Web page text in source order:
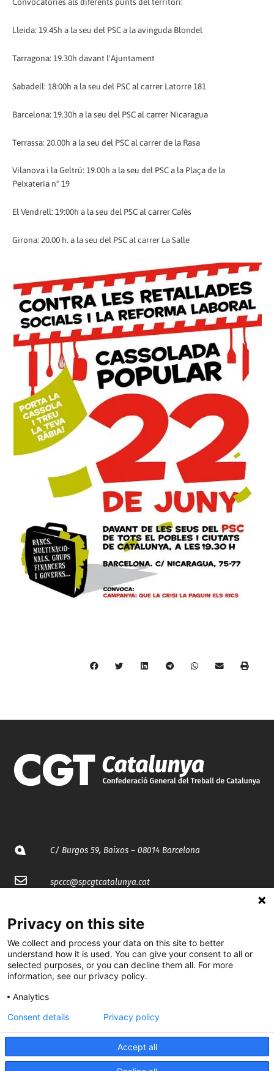
Lleida: 19.45h a la seu del PSC a la avinguda Blondel
Tarragona: 19.30h davant l'Ajuntament
Sabadell: 18:00h a la seu del PSC al carrer Latorre 181
Barcelona: 19.30h a la seu del PSC al carrer Nicaragua
Terrassa: 20.00h a la seu del PSC al carrer de la Rasa
Vilanova i la Geltrú: 19.00h a la seu del PSC a la Plaça de la
Peixateria nº 19
El Vendrell: 19:00h a la seu del PSC al carrer Cafès
Girona: 20.00 h. a la seu del PSC al carrer La Salle
C/ Burgos 59, Baixos – 08014 Barcelona
spccc@spcgtcatalunya.cat
@CGTCatalunya
cgtcatalunya
CGTCatalunya
cgtcatalunya
Privacy on this site
We collect and process your data on this site to better
understand how it is used. You can give your consent to all or
selected purposes, or you can decline them all. For more
information, see our privacy policy.
Analytics
Accept all
Consent details Privacy policy